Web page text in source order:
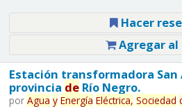
Hacer
Agregar
Estación transformadora
provincia deRío Negro.
por Agua y Energía Eléctrica, Sociedad